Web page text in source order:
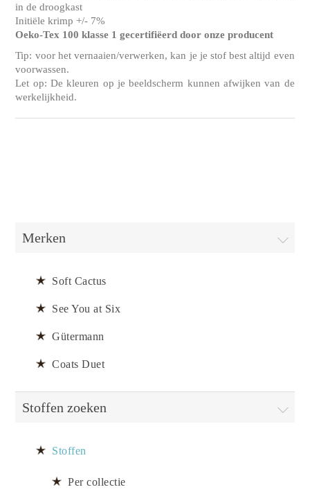
in de droogkast
Initiële krimp +/- 7%
Oeko-Tex 100 klasse 1 gecertifiëerd door onze producent
Tip: voor het vernaaien/verwerken, kan je je stof best altijd even
voorwassen.
Let op: De kleuren op je beeldscherm kunnen afwijken van de
werkelijkheid.
Merken
Soft Cactus
See You at Six
Gütermann
Coats Duet
Stoffen zoeken
Stoffen
Per collectie